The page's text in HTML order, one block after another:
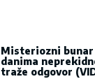
Misteriozni bunar
danima
traže odgovor